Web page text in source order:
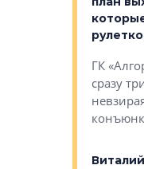
размышляют
ГК
сразу